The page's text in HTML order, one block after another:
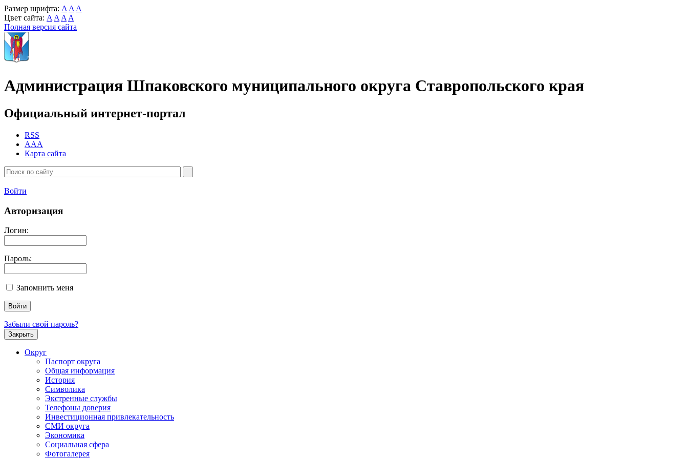
Размер шрифта: A A A
Цвет сайта: A A A A
Полная версия сайта
Администрация Шпаковского муниципального округа Ставропольского края
Официальный интернет-портал
RSS
AAA
Карта сайта
Войти
Авторизация
Логин:
Пароль:
Запомнить меня
Забыли свой пароль?
Закрыть
Округ
Паспорт округа
Общая информация
История
Символика
Экстренные службы
Телефоны доверия
Инвестиционная привлекательность
СМИ округа
Экономика
Социальная сфера
Фотогалерея